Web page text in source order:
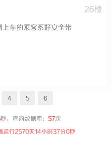
26楼
车的乘客系好安全带
4 5 6
秒，查询数据库： 57次
运行2570天14小时37分0秒